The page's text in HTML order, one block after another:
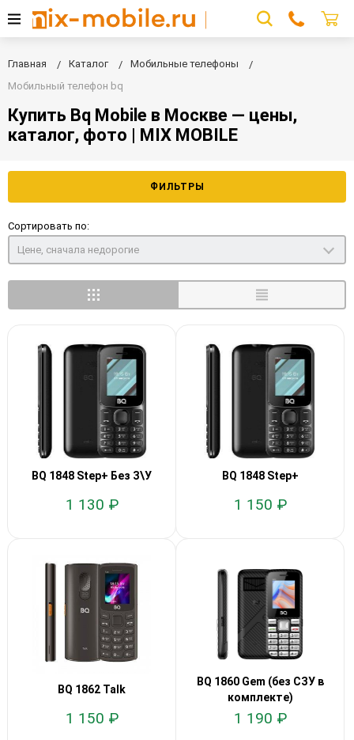
Главная Каталог
Мобильные телефоны
Мобильный телефон bq
Купить Bq Mobile в Москве — цены,
каталог, фото | MIX MOBILE
ФИЛЬТРЫ
Сортировать по:
Цене, сначала недорогие
BQ 1848 Step+ Без З\У
1 130 ₽
BQ 1848 Step+
1 150 ₽
BQ 1862 Talk
1 150 ₽
BQ 1860 Gem (без СЗУ в
комплекте)
1 190 ₽